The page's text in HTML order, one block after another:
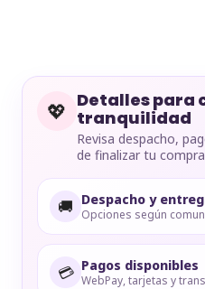
💖 Detalles para
tranquilidad
Revisa despacho,
de finalizar tu
🚚 Despacho y
Opciones según
💳 Pagos disponibles
WebPay, tarjetas y